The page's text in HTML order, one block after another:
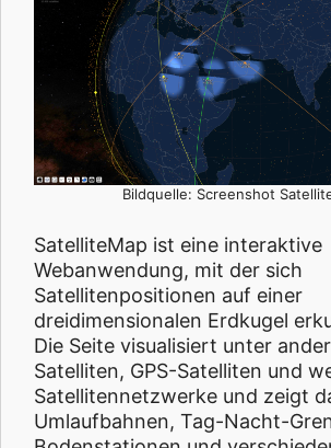
Bildquelle: Screenshot
SatelliteMap ist eine interaktive
Webanwendung, mit der sich
Satellitenpositionen auf einer
dreidimensionalen Erdkugel
Die Seite visualisiert unter
Satelliten, GPS-Satelliten und
Satellitennetzwerke und zeigt
Umlaufbahnen, Tag-Nacht-